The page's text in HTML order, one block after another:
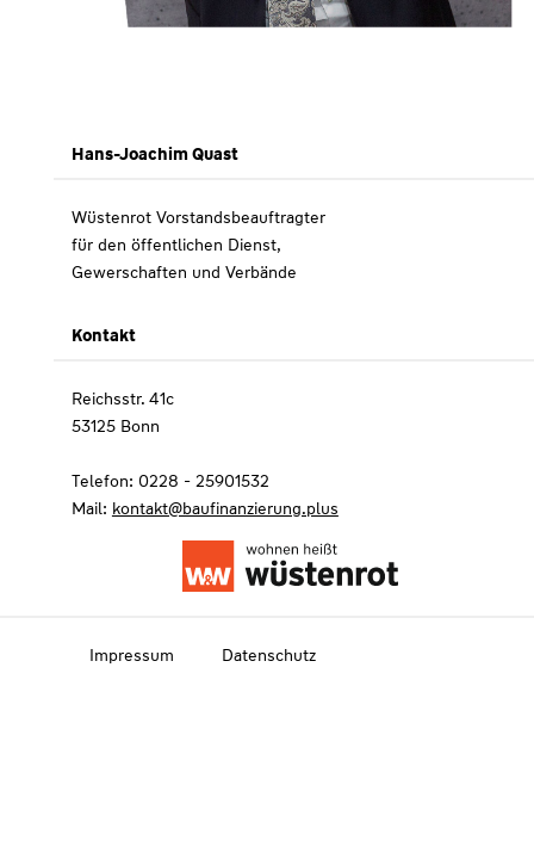
Hans-Joachim Quast
Wüstenrot Vorstandsbeauftragter
für den öffentlichen Dienst,
Gewerschaften und Verbände
Kontakt
Reichsstr. 41c
53125 Bonn
Telefon: 0228 - 25901532
Mail: kontakt@baufinanzierung.plus
Impressum Datenschutz